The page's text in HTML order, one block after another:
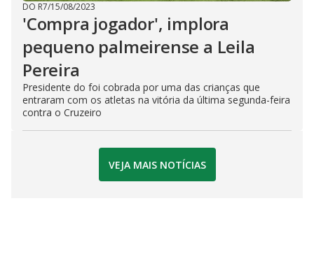
DO R7/15/08/2023
'Compra jogador', implora
pequeno palmeirense a Leila
Pereira
Presidente do foi cobrada por uma das crianças que
entraram com os atletas na vitória da última segunda-feira
contra o Cruzeiro
VEJA MAIS NOTÍCIAS